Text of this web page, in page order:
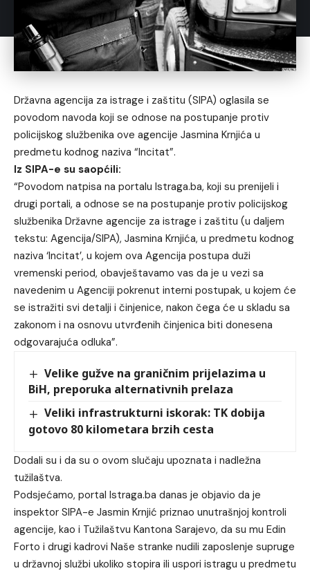
Državna agencija za istrage i zaštitu (SIPA) oglasila se
povodom navoda koji se odnose na postupanje protiv
policijskog službenika ove agencije Jasmina Krnjića u
predmetu kodnog naziva “Incitat”.
Iz SIPA-e su saopćili:
“Povodom natpisa na portalu Istraga.ba, koji su prenijeli i
drugi portali, a odnose se na postupanje protiv policijskog
službenika Državne agencije za istrage i zaštitu (u daljem
tekstu: Agencija/SIPA), Jasmina Krnjića, u predmetu kodnog
naziva ‘Incitat’, u kojem ova Agencija postupa duži
vremenski period, obavještavamo vas da je u vezi sa
navedenim u Agenciji pokrenut interni postupak, u kojem će
se istražiti svi detalji i činjenice, nakon čega će u skladu sa
zakonom i na osnovu utvrđenih činjenica biti donesena
odgovarajuća odluka”.
Velike gužve na graničnim prijelazima u
BiH, preporuka alternativnih prelaza
Veliki infrastrukturni iskorak: TK dobija
gotovo 80 kilometara brzih cesta
Dodali su i da su o ovom slučaju upoznata i nadležna
tužilaštva.
Podsjećamo, portal Istraga.ba danas je objavio da je
inspektor SIPA-e Jasmin Krnjić priznao unutrašnjoj kontroli
agencije, kao i Tužilaštvu Kantona Sarajevo, da su mu Edin
Forto i drugi kadrovi Naše stranke nudili zaposlenje supruge
u državnoj službi ukoliko stopira ili uspori istragu u predmetu